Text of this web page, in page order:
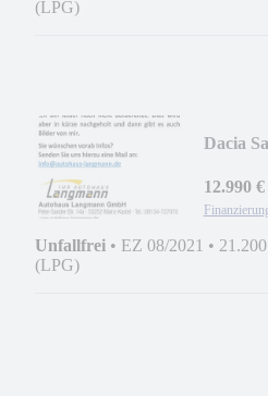
(LPG)
Dacia
12.990 €
Unfallfrei • EZ 08/2021 •
(LPG)